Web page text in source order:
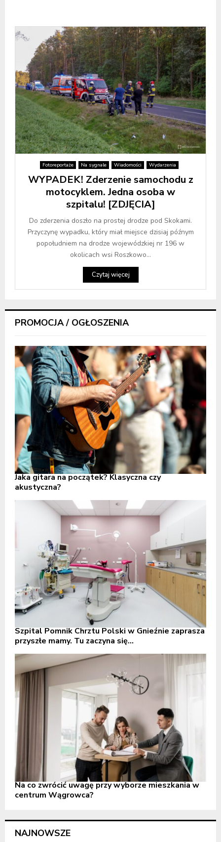
Fotoreportaże Na sygnale Wiadomości Wydarzenia
WYPADEK! Zderzenie samochodu z
motocyklem. Jedna osoba w
szpitalu! [ZDJĘCIA]
Do zderzenia doszło na prostej drodze pod Skokami.
Przyczynę wypadku, który miał miejsce dzisiaj późnym
popołudniem na drodze wojewódzkiej nr 196 w
okolicach wsi Roszkowo...
Czytaj więcej
PROMOCJA / OGŁOSZENIA
Jaka gitara na początek? Klasyczna czy
akustyczna?
Szpital Pomnik Chrztu Polski w Gnieźnie zaprasza
przyszłe mamy. Tu zaczyna się...
Na co zwrócić uwagę przy wyborze mieszkania w
centrum Wągrowca?
NAJNOWSZE